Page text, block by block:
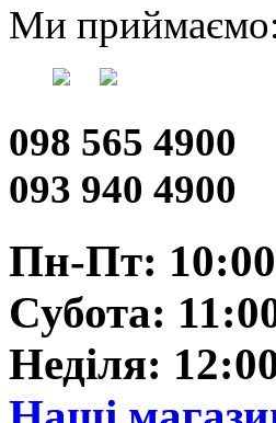
Ми
098 565 4900
093 940 4900
Пн-Пт:
Субота:
Неділя: